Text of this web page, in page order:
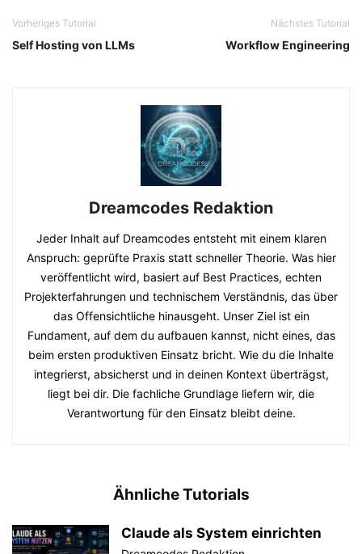
Vorheriges Tutorial
Self Hosting von LLMs
Nächstes Tutorial
Workflow Engineering
Dreamcodes Redaktion
Jeder Inhalt auf Dreamcodes entsteht mit einem klaren
Anspruch: geprüfte Praxis statt schneller Theorie. Was hier
veröffentlicht wird, basiert auf Best Practices, echten
Projekterfahrungen und technischem Verständnis, das über
das Offensichtliche hinausgeht. Unser Ziel ist ein
Fundament, auf dem du aufbauen kannst, nicht eines, das
beim ersten produktiven Einsatz bricht. Wie du die Inhalte
integrierst, absicherst und in deinen Kontext überträgst,
liegt bei dir. Die fachliche Grundlage liefern wir, die
Verantwortung für den Einsatz bleibt deine.
Ähnliche Tutorials
Claude als System einrichten